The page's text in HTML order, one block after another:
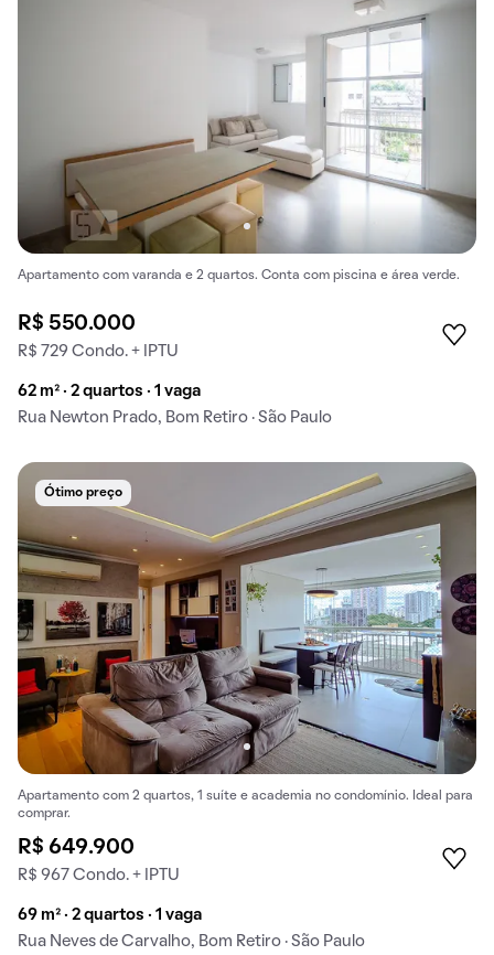
Apartamento com varanda e 2 quartos. Conta com piscina e área verde.
R$ 550.000
R$ 729 Condo. + IPTU
62 m² · 2 quartos · 1 vaga
Rua Newton Prado, Bom Retiro · São Paulo
Ótimo preço
Apartamento com 2 quartos, 1 suíte e academia no condomínio. Ideal para
comprar.
R$ 649.900
R$ 967 Condo. + IPTU
69 m² · 2 quartos · 1 vaga
Rua Neves de Carvalho, Bom Retiro · São Paulo